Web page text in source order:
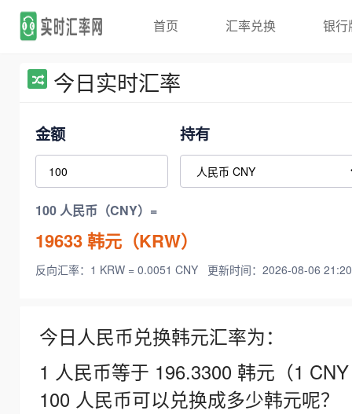
首页 汇率兑换 银行
今日实时汇率
金额 持有
100 人民币（CNY）=
19633韩元（KRW）
反向汇率：1 KRW = 0.0051 CNY 更新时间：2026-08-06
今日人民币兑换韩元汇率为：
1 人民币等于 196.3300 韩元（1
100 人民币可以兑换成多少韩元呢？